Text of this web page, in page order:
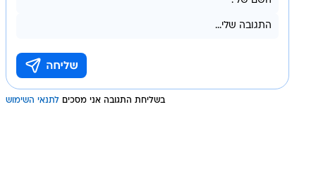
בשליחת התגובה אני מסכים לתנאי השימוש